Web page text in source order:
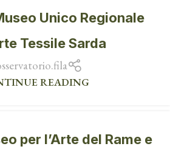
Unico Regionale
Tessile Sarda
READING
per l’Arte del Rame e